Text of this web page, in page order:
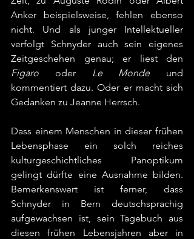
Anker beispielsweise, fehlen ebenso
nicht. Und als junger Intellektueller
verfolgt Schnyder auch sein eigenes
Figaro oder Le Monde und
kommentiert dazu. Oder er macht sich
Gedanken zu Jeanne Herrsch.
Dass einem Menschen in dieser frühen
Lebensphase ein solch reiches
kulturgeschichtliches Panoptikum
gelingt dürfte eine Ausnahme bilden.
Bemerkenswert ist ferner, dass
Schnyder in Bern deutschsprachig
aufgewachsen ist, sein Tagebuch aus
diesen frühen Lebensjahren aber in